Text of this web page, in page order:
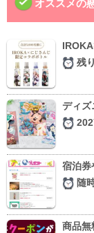
オススメの
残
ディズ
宿泊券
随
商品無